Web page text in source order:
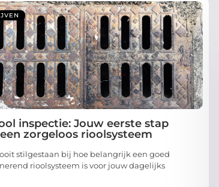
inspectie: Jouw eerste stap
zorgeloos rioolsysteem
stilgestaan bij hoe belangrijk een goed
rioolsysteem is voor jouw dagelijks